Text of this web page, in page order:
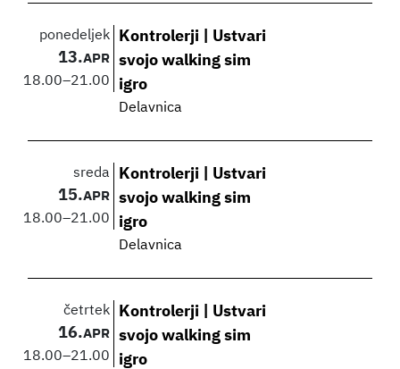
ponedeljek
13.APR
18.00–21.00
Kontrolerji | Ustvari
svojo walking sim
igro
Delavnica
sreda
15.APR
18.00–21.00
Kontrolerji | Ustvari
svojo walking sim
igro
Delavnica
četrtek
16.APR
18.00–21.00
Kontrolerji | Ustvari
svojo walking sim
igro